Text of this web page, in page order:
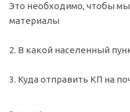
Это необходимо, чтобы
материалы
2. В какой населенный
3. Куда отправить КП на